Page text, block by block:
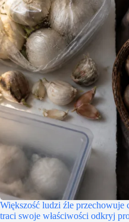
Większość ludzi źle przechowuje
traci swoje właściwości odkryj